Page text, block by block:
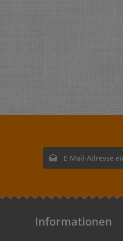
E-Mail-Adresse*
Informationen